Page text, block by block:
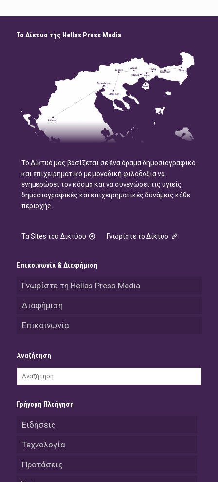
Το Δίκτυο της Hellas Press Media
Το Δίκτυό μας βασίζεται σε ένα όραμα δημοσιογραφικό
και επιχειρηματικό με μοναδική φιλοδοξία να
ενημερώσει τον κόσμο και να συνενώσει τις υγιείς
δημοσιογραφικές και επιχειρηματικές δυνάμεις κάθε
περιοχής.
Τα Sites του Δικτύου Γνωρίστε το Δίκτυο
Επικοινωνία & Διαφήμιση
Γνωρίστε τη Hellas Press Media
Διαφήμιση
Επικοινωνία
Αναζήτηση
Γρήγορη Πλοήγηση
Ειδήσεις
Τεχνολογία
Προτάσεις